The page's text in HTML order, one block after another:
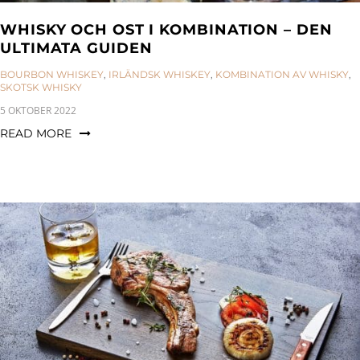
WHISKY OCH OST I KOMBINATION – DEN
ULTIMATA GUIDEN
CATEGORIES:
BOURBON WHISKEY IRLÄNDSK WHISKEY KOMBINATION AV WHISKY
SKOTSK WHISKY
5 OKTOBER 2022
READ MORE